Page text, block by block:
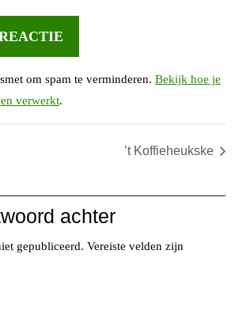
om spam te verminderen. Bekijk hoe je
verwerkt.
’t Koffieheukske
achter
gepubliceerd. Vereiste velden zijn